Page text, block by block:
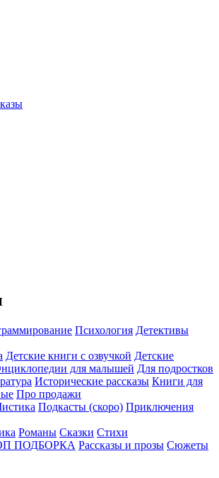
Психология Детективы
Детские книги с озвучкой Детские
для малышей Для подростков
Исторические рассказы Книги для
Про продажи
Подкасты (скоро) Приключения
Романы Сказки Стихи
ПОДБОРКА Рассказы и прозы Сюжеты